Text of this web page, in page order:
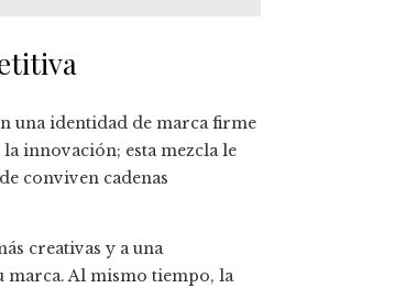
una identidad de marca firme
innovación; esta mezcla le
conviven cadenas
creativas y a una
marca. Al mismo tiempo, la